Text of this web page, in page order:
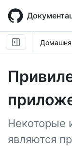
main
content
Некоторые
являются